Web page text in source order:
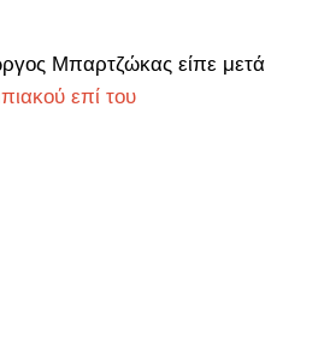
Μπαρτζώκας είπε μετά
επί του